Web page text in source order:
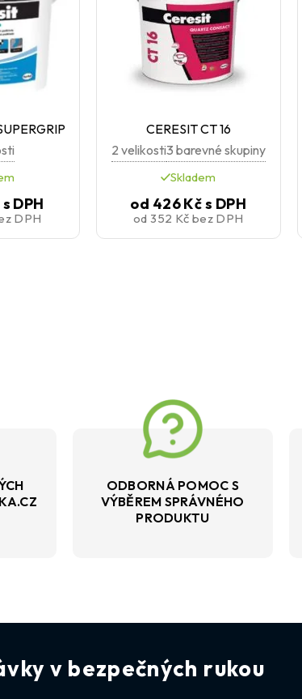
s DPH
DPH
CERESIT CT 16
2 velikosti3 barevné skupiny
Skladem
od 426 Kčs DPH
od 352 Kč bez DPH
ODBORNÁ POMOC S
VÝBĚREM SPRÁVNÉHO
PRODUKTU
v bezpečných rukou